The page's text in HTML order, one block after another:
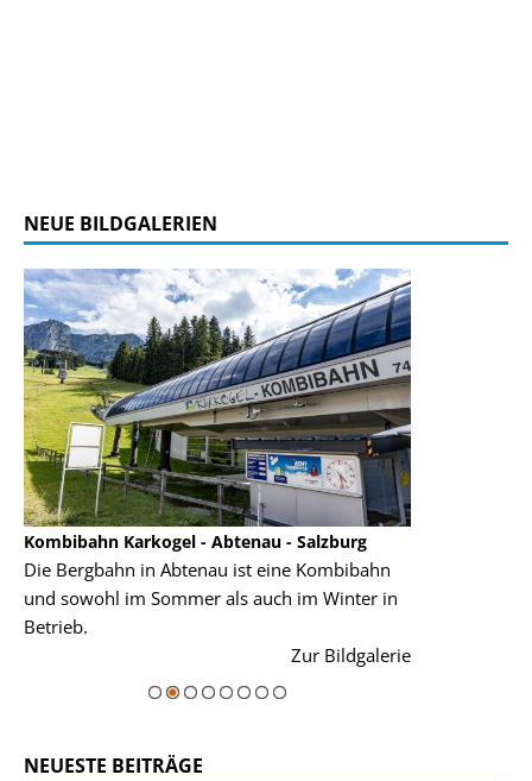
NEUE BILDGALERIEN
Kombibahn Karkogel - Abtenau - Salzburg
Die Bergbahn in Abtenau ist eine Kombibahn
und sowohl im Sommer als auch im Winter in
Betrieb.
Zur Bildgalerie
NEUESTE BEITRÄGE